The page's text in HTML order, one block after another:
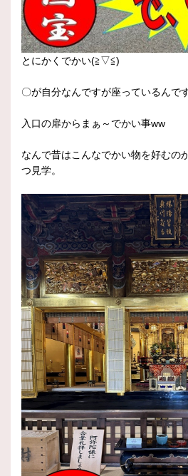
とにかくでかい(≧▽≦)
〇が自分なんですが座っているんで
入口の扉からまぁ～でかい事ww
なんで昔はこんなでかい物を好むの
つ見学。